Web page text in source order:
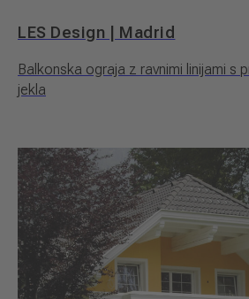
LES Design | Madrid
Balkonska ograja z ravnimi linijami s
jekla